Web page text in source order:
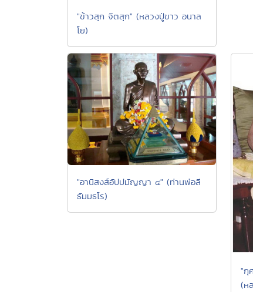
"ข้าวสุก จิตสุก" (หลวงปู่ขาว อนาล
โย)
"อานิสงส์อัปปมัญญา ๔" (ท่านพ่อลี
ธัมมธโร)
"กุ
(ห